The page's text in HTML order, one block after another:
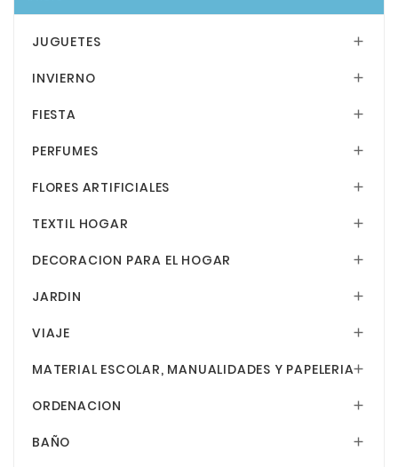
JUGUETES 
INVIERNO 
FIESTA 
PERFUMES 
FLORES ARTIFICIALES 
TEXTIL HOGAR 
DECORACION PARA EL HOGAR 
JARDIN 
VIAJE 
MATERIAL ESCOLAR, MANUALIDADES Y PAPELERIA
ORDENACION 
BAÑO 